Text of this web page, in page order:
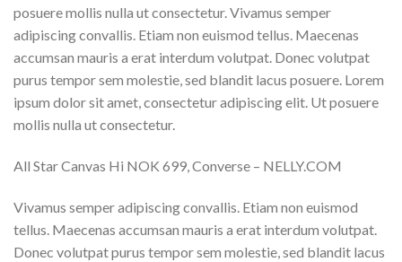
posuere mollis nulla ut consectetur. Vivamus semper
adipiscing convallis. Etiam non euismod tellus. Maecenas
accumsan mauris a erat interdum volutpat. Donec volutpat
purus tempor sem molestie, sed blandit lacus posuere. Lorem
ipsum dolor sit amet, consectetur adipiscing elit. Ut posuere
mollis nulla ut consectetur.
All Star Canvas Hi NOK 699, Converse – NELLY.COM
Vivamus semper adipiscing convallis. Etiam non euismod
tellus. Maecenas accumsan mauris a erat interdum volutpat.
Donec volutpat purus tempor sem molestie, sed blandit lacus